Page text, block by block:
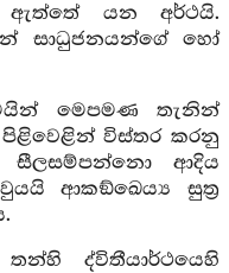
යන අර්ථයි.
සාධුජනයන්ගේ හෝ
මෙපමණ තැනින්
පිළිවෙළින් විස්තර කරනු
සීලසම්පන්නො ආදිය
ආකඞ්ඛෙය්‍ය සුත්‍ර
ද්විතීයාර්ථයෙහි